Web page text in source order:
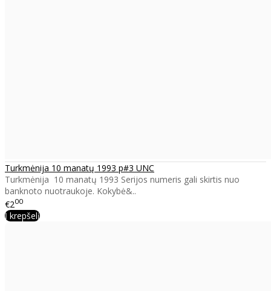
Turkmėnija 10 manatų 1993 p#3 UNC
Turkmėnija 10 manatų 1993 Serijos numeris gali skirtis nuo
banknoto nuotraukoje. Kokybė&..
€200
Į krepšelį